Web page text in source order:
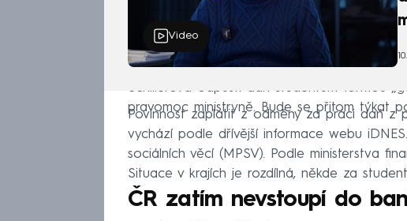
Video
Schillerová odpustí daň studentům formou
pravomoc ministryně. Bude se přitom týkat
Povinnost zaplatit z odměny za práci daň z
vychází podle dřívější informace webu
sociálních věcí (MPSV). Podle ministerstva
Situace v krajích je rozdílná, někde za
ČR zatím nevstoupí do